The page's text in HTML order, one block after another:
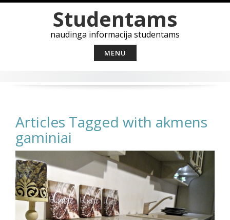
Studentams
naudinga informacija studentams
MENU
Articles Tagged with akmens
gaminiai